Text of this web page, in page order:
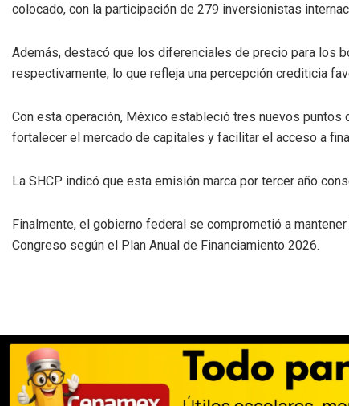
colocado, con la participación de 279 inversionistas
Además, destacó que los diferenciales de precio para los
respectivamente, lo que refleja una percepción crediticia
Con esta operación, México estableció tres nuevos
fortalecer el mercado de capitales y facilitar el acceso a
La SHCP indicó que esta emisión marca por tercer año
Finalmente, el gobierno federal se comprometió a
Congreso según el Plan Anual de Financiamiento 2026.